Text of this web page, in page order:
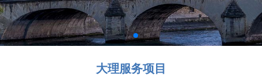
大理服务项目